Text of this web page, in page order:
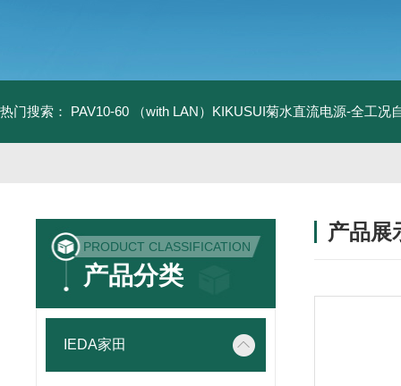
热门搜索： PAV10-60 （with LAN）KIKUSUI菊水直流电源-全工况
PRODUCT CLASSIFICATION
产品分类
IEDA家田
产品展